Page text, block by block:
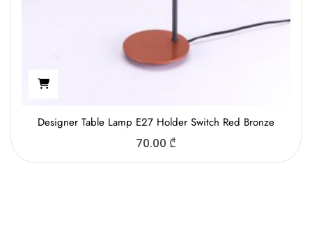
Designer Table Lamp E27 Holder Switch Red Bronzе
70.00 ₾